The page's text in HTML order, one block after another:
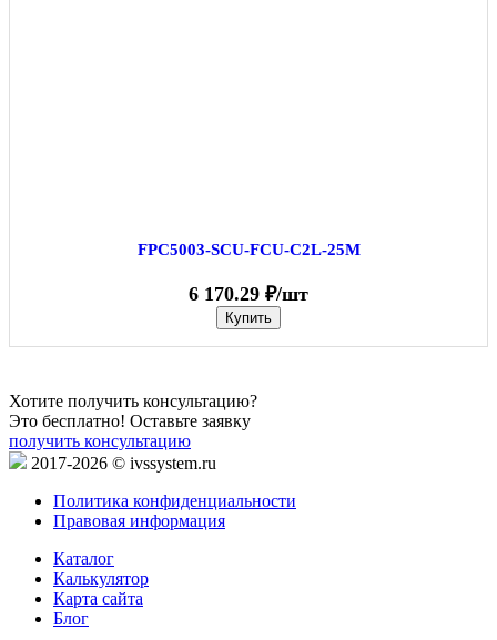
FPC5003-SCU-FCU-C2L-25M
6 170.29 ₽/шт
Купить
Хотите получить консультацию?
Это бесплатно! Оставьте заявку
получить консультацию
2017-2026 © ivssystem.ru
Политика конфиденциальности
Правовая информация
Каталог
Калькулятор
Карта сайта
Блог